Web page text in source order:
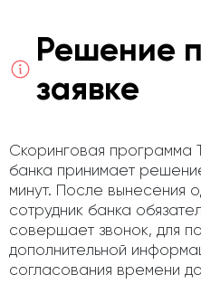
Решение
заявке
Скоринговая программа
банка принимает
минут. После вынесения
сотрудник банка
совершает звонок, для
дополнительной
согласования времени